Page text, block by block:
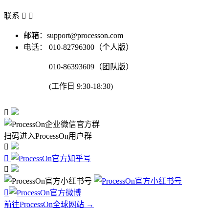
联系  
邮箱：support@processon.com
电话：
010-82796300（个人版）
010-86393609（团队版）
(工作日 9:30-18:30)

扫码进入ProcessOn用户群




前往ProcessOn全球网站 →